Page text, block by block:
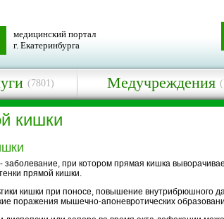
медицинский портал
г. Екатеринбурга
(7801) Медучреждения
кишки
при котором прямая кишка
прямой кишки.
кишки при поносе, повышение внутрибрюшного
поражения мышечно-апоневротических